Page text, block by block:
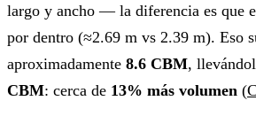
largo y ancho — la diferencia es que
por dentro (≈2.69 m vs 2.39 m). Eso
aproximadamente 8.6 CBM,
CBM: cerca de 13% más volumen (